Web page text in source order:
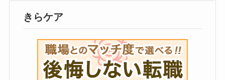
きらケア